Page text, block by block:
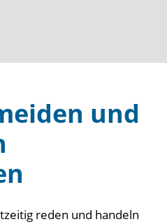
und
reden und handeln